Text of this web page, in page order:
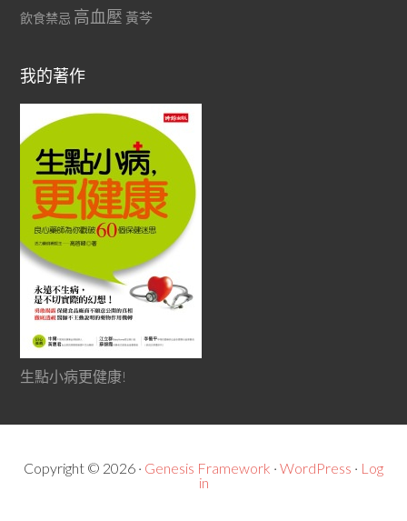
飲食禁忌 高血壓 黃芩
我的著作
生點小病更健康!
Copyright © 2026 · Genesis Framework · WordPress · Log
in